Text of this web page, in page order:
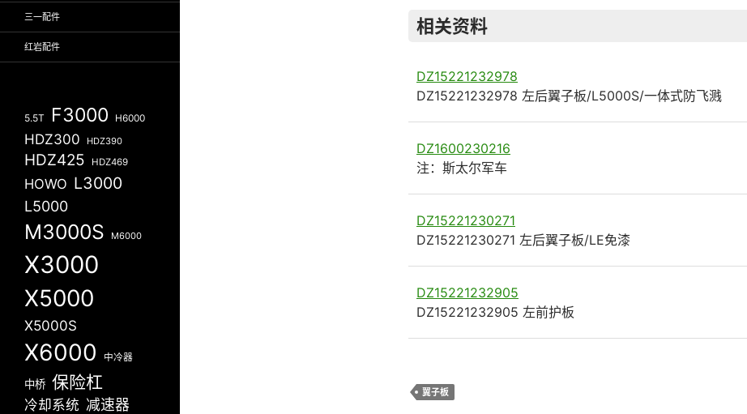
相关资料
DZ15221232978
DZ15221232978 左后翼子板/L5000S/一体式防飞溅
DZ1600230216
注：斯太尔军车
DZ15221230271
DZ15221230271 左后翼子板/LE免漆
DZ15221232905
DZ15221232905 左前护板
翼子板
三一配件
红岩配件
5.5T F3000 H6000
HDZ300 HDZ390
HDZ425 HDZ469
HOWO L3000
L5000
M3000S M6000
X3000
X5000
X5000S
X6000 中冷器
中桥 保险杠
冷却系统 减速器